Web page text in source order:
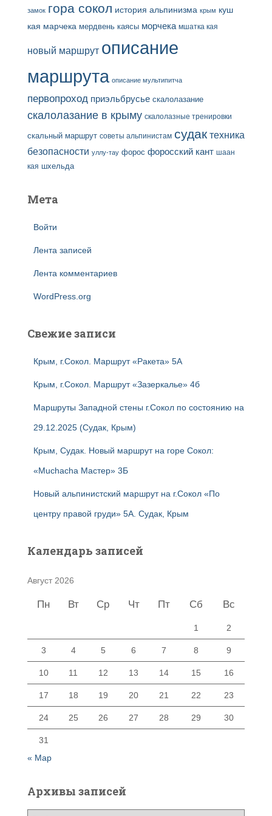
замок гора сокол история альпинизма крым куш
кая марчека мердвень каясы морчека мшатка кая
новый маршрут описание
маршрута описание мультипитча
первопроход приэльбрусье скалолазание
скалолазание в крыму скалолазные тренировки
скальный маршрут советы альпинистам судак техника
безопасности уллу-тау форос форосский кант шаан
кая шхельда
Мета
Войти
Лента записей
Лента комментариев
WordPress.org
Свежие записи
Крым, г.Сокол. Маршрут «Ракета» 5А
Крым, г.Сокол. Маршрут «Зазеркалье» 4б
Маршруты Западной стены г.Сокол по состоянию на
29.12.2025 (Судак, Крым)
Крым, Судак. Новый маршрут на горе Сокол:
«Muchacha Мастер» 3Б
Новый альпинистский маршрут на г.Сокол «По
центру правой груди» 5А. Судак, Крым
Календарь записей
Август 2026
Пн Вт Ср Чт Пт Сб Вс
1 2
3 4 5 6 7 8 9
10 11 12 13 14 15 16
17 18 19 20 21 22 23
24 25 26 27 28 29 30
31
« Мар
Архивы записей